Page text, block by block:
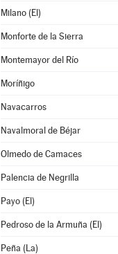
Milano (El)
Monforte de la Sierra
Montemayor del Río
Moríñigo
Navacarros
Navalmoral de Béjar
Olmedo de Camaces
Palencia de Negrilla
Payo (El)
Pedroso de la Armuña (El)
Peña (La)